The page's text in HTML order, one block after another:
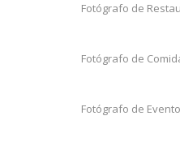
Fotógrafo de
Fotógrafo de
Fotógrafo de